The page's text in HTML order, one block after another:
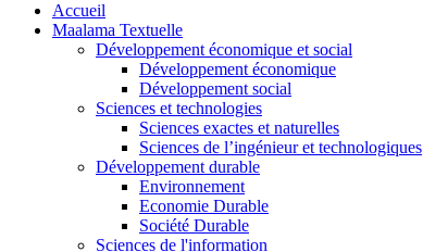
Accueil
Maalama Textuelle
Développement économique et social
Développement économique
Développement social
Sciences et technologies
Sciences exactes et naturelles
Sciences de l’ingénieur et technologiques
Développement durable
Environnement
Economie Durable
Société Durable
Sciences de l'information